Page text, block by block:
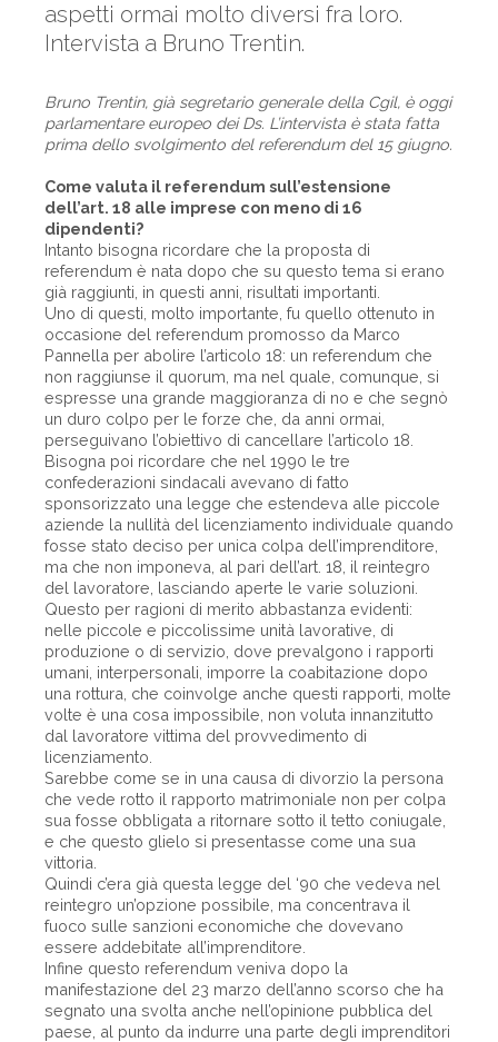
aspetti ormai molto diversi fra loro.
Intervista a Bruno Trentin.
Bruno Trentin, già segretario generale della Cgil, è oggi
parlamentare europeo dei Ds. L’intervista è stata fatta
prima dello svolgimento del referendum del 15 giugno.
Come valuta il referendum sull’estensione
dell’art. 18 alle imprese con meno di 16
dipendenti?
Intanto bisogna ricordare che la proposta di
referendum è nata dopo che su questo tema si erano
già raggiunti, in questi anni, risultati importanti.
Uno di questi, molto importante, fu quello ottenuto in
occasione del referendum promosso da Marco
Pannella per abolire l’articolo 18: un referendum che
non raggiunse il quorum, ma nel quale, comunque, si
espresse una grande maggioranza di no e che segnò
un duro colpo per le forze che, da anni ormai,
perseguivano l’obiettivo di cancellare l’articolo 18.
Bisogna poi ricordare che nel 1990 le tre
confederazioni sindacali avevano di fatto
sponsorizzato una legge che estendeva alle piccole
aziende la nullità del licenziamento individuale quando
fosse stato deciso per unica colpa dell’imprenditore,
ma che non imponeva, al pari dell’art. 18, il reintegro
del lavoratore, lasciando aperte le varie soluzioni.
Questo per ragioni di merito abbastanza evidenti:
nelle piccole e piccolissime unità lavorative, di
produzione o di servizio, dove prevalgono i rapporti
umani, interpersonali, imporre la coabitazione dopo
una rottura, che coinvolge anche questi rapporti, molte
volte è una cosa impossibile, non voluta innanzitutto
dal lavoratore vittima del provvedimento di
licenziamento.
Sarebbe come se in una causa di divorzio la persona
che vede rotto il rapporto matrimoniale non per colpa
sua fosse obbligata a ritornare sotto il tetto coniugale,
e che questo glielo si presentasse come una sua
vittoria.
Quindi c’era già questa legge del ‘90 che vedeva nel
reintegro un’opzione possibile, ma concentrava il
fuoco sulle sanzioni economiche che dovevano
essere addebitate all’imprenditore.
Infine questo referendum veniva dopo la
manifestazione del 23 marzo dell’anno scorso che ha
segnato una svolta anche nell’opinione pubblica del
paese, al punto da indurre una parte degli imprenditori